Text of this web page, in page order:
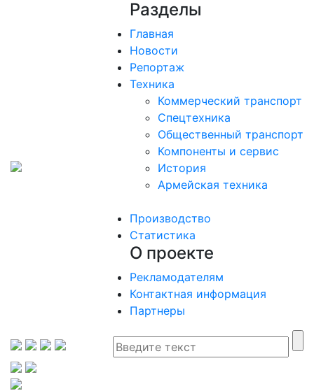
Разделы
Главная
Новости
Репортаж
Техника
Коммерческий транспорт
Спецтехника
Общественный транспорт
Компоненты и сервис
История
Армейская техника
Производство
Статистика
О проекте
Рекламодателям
Контактная информация
Партнеры